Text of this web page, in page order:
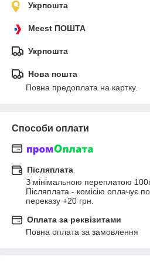
Укрпошта
Meest ПОШТА
Укрпошта
Нова пошта
Повна предоплата на картку.
Способи оплати
Післяплата
З мінімальною переплатою
Післяплата - комісію оплачує
переказу +20 грн.
Оплата за реквізитами
Повна оплата за замовлення